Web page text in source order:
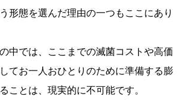
形態を選んだ理由の一つもここにあり
中では、ここまでの滅菌コストや高価
てお一人おひとりのために準備する膨
ことは、現実的に不可能です。